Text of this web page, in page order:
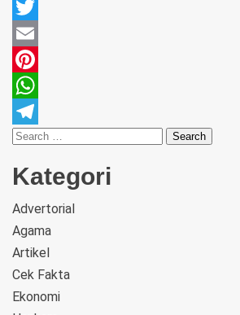
Facebook
Twitter
Email
Pinterest
WhatsApp
Telegram
Kategori
Advertorial
Agama
Artikel
Cek Fakta
Ekonomi